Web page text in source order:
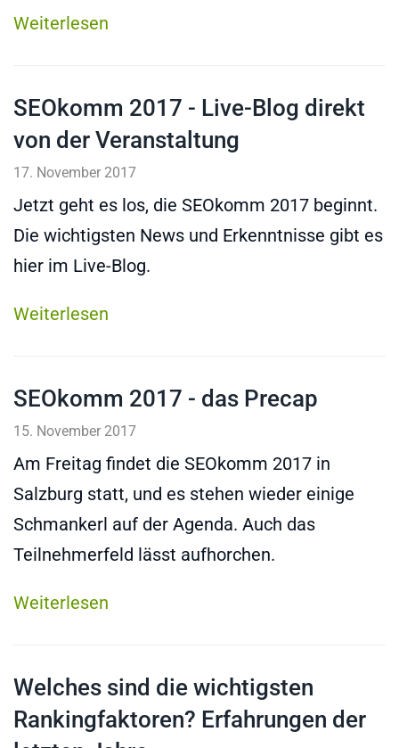
Weiterlesen
SEOkomm 2017 - Live-Blog direkt
von der Veranstaltung
17. November 2017
Jetzt geht es los, die SEOkomm 2017 beginnt.
Die wichtigsten News und Erkenntnisse gibt es
hier im Live-Blog.
Weiterlesen
SEOkomm 2017 - das Precap
15. November 2017
Am Freitag findet die SEOkomm 2017 in
Salzburg statt, und es stehen wieder einige
Schmankerl auf der Agenda. Auch das
Teilnehmerfeld lässt aufhorchen.
Weiterlesen
Welches sind die wichtigsten
Rankingfaktoren? Erfahrungen der